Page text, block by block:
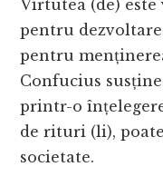
Virtutea (de)
pentru
pentru
Confucius
printr-o
de rituri (li),
societate.